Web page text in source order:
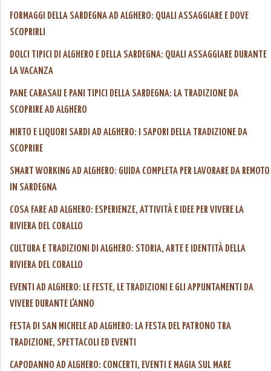
FORMAGGI DELLA SARDEGNA AD ALGHERO: QUALI ASSAGGIARE E DOVE
SCOPRIRLI
DOLCI TIPICI DI ALGHERO E DELLA SARDEGNA: QUALI ASSAGGIARE DURANTE
LA VACANZA
PANE CARASAU E PANI TIPICI DELLA SARDEGNA: LA TRADIZIONE DA
SCOPRIRE AD ALGHERO
MIRTO E LIQUORI SARDI AD ALGHERO: I SAPORI DELLA TRADIZIONE DA
SCOPRIRE
SMART WORKING AD ALGHERO: GUIDA COMPLETA PER LAVORARE DA REMOTO
IN SARDEGNA
COSA FARE AD ALGHERO: ESPERIENZE, ATTIVITÀ E IDEE PER VIVERE LA
RIVIERA DEL CORALLO
CULTURA E TRADIZIONI DI ALGHERO: STORIA, ARTE E IDENTITÀ DELLA
RIVIERA DEL CORALLO
EVENTI AD ALGHERO: LE FESTE, LE TRADIZIONI E GLI APPUNTAMENTI DA
VIVERE DURANTE L'ANNO
FESTA DI SAN MICHELE AD ALGHERO: LA FESTA DEL PATRONO TRA
TRADIZIONE, SPETTACOLI ED EVENTI
CAPODANNO AD ALGHERO: CONCERTI, EVENTI E MAGIA SUL MARE